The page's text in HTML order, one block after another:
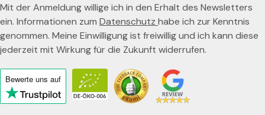
Mit der Anmeldung willige ich in den Erhalt des Newsletters
ein. Informationen zum Datenschutz habe ich zur Kenntnis
genommen. Meine Einwilligung ist freiwillig und ich kann diese
jederzeit mit Wirkung für die Zukunft widerrufen.
Bewerte uns auf
Click
to